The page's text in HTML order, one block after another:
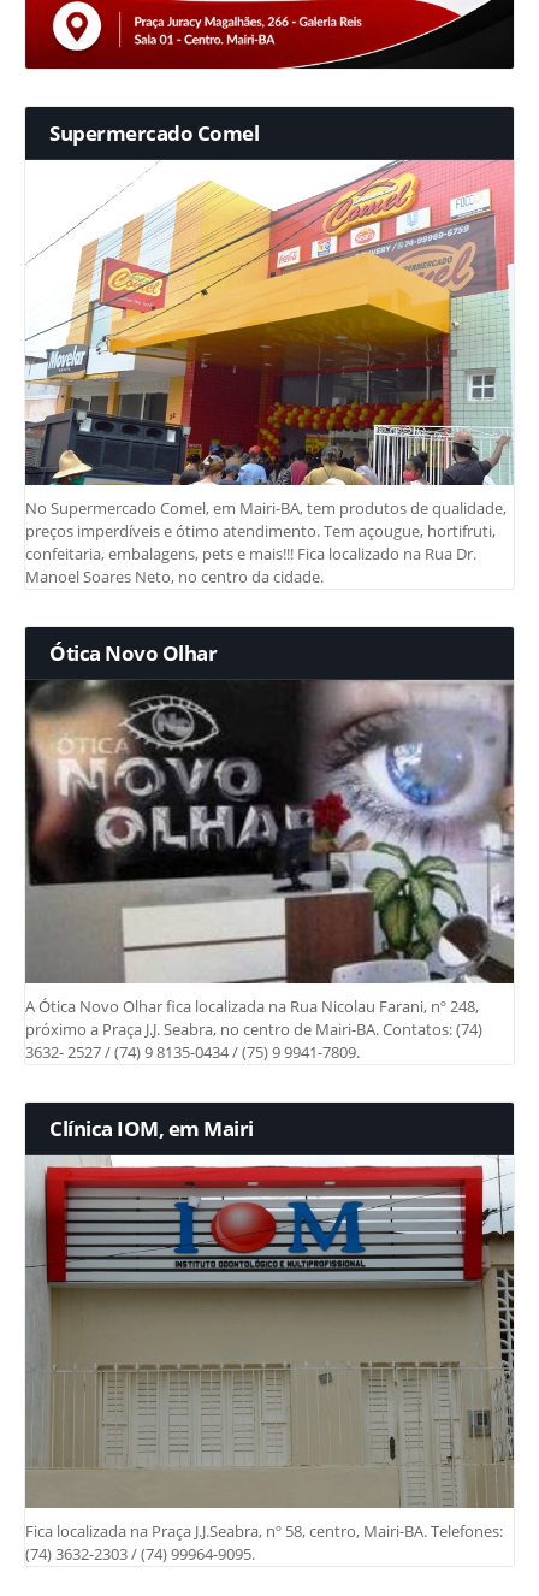
Supermercado Comel
No Supermercado Comel, em Mairi-BA, tem produtos de qualidade,
preços imperdíveis e ótimo atendimento. Tem açougue, hortifruti,
confeitaria, embalagens, pets e mais!!! Fica localizado na Rua Dr.
Manoel Soares Neto, no centro da cidade.
Ótica Novo Olhar
A Ótica Novo Olhar fica localizada na Rua Nicolau Farani, nº 248,
próximo a Praça J.J. Seabra, no centro de Mairi-BA. Contatos: (74)
3632- 2527 / (74) 9 8135-0434 / (75) 9 9941-7809.
Clínica IOM, em Mairi
Fica localizada na Praça J.J.Seabra, nº 58, centro, Mairi-BA. Telefones:
(74) 3632-2303 / (74) 99964-9095.